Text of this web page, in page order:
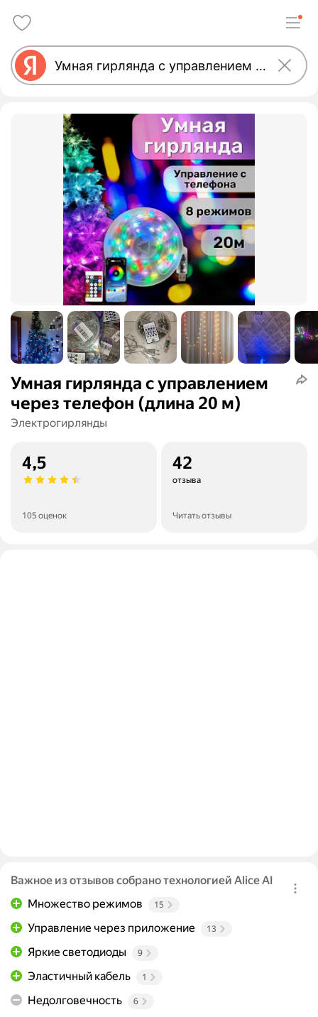
Умная гирлянда с управлением
через телефон (длина 20 м)
Электрогирлянды
4,5
105 оценок
42
отзыва
Читать отзывы
Важное из отзывов собрано технологией Alice AI
Множество режимов
15
Управление через приложение 13
Яркие светодиоды 9
Эластичный кабель 1
Недолговечность 6